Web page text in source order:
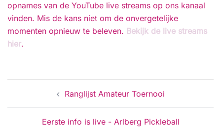
opnames van de YouTube live streams op ons kanaal
vinden. Mis de kans niet om de onvergetelijke
momenten opnieuw te beleven. Bekijk de live streams
hier.
PostnavigatieRanglijst Amateur Toernooi
Eerste info is live - Arlberg Pickleball